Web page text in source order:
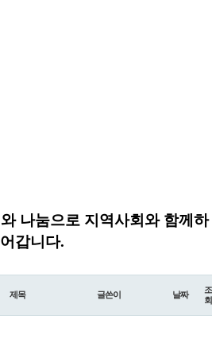
나눔으로 지역사회와 함께하
갑니다.
제목 글쓴이 날짜
조
회